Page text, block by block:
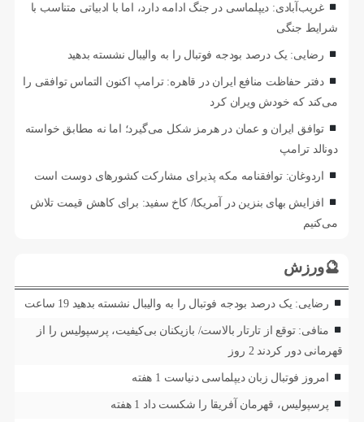
غریب‌آبادی: دیپلماسی در جنگ ادامه دارد، اما با ادبیاتی متناسب با
شرایط جنگی
رضایی: یک درصد بودجه فوتبال را به والیبال نشسته بدهید
دفتر حفاظت منافع ایران در قاهره: ترامپ اکنون التماس توافقی را
می‌کند که خودش ویران کرد
توافق ایران و عمان در هرمز شکل می‌گیرد؛ اما نه مطابق خواسته
دونالد ترامپ
اردوغان: توافقنامه مکه پذیرای مشارکت کشورهای دوست است
افزایش بهای بنزین در آمریکا/ کاخ سفید: برای کاهش قیمت تلاش
می‌کنیم
🔮ورزش
رضایی: یک درصد بودجه فوتبال را به والیبال نشسته بدهید 19 ساعت
منافی: توقع از تارتار بالاست/ بازیکنان بی‌کیفیت، پرسپولیس را از
قهرمانی دور کردند 2 روز
امروز فوتبال زبان دیپلماسی دنیاست 1 هفته
پرسپولیس، قهرمان آفریقا را شکست داد 1 هفته